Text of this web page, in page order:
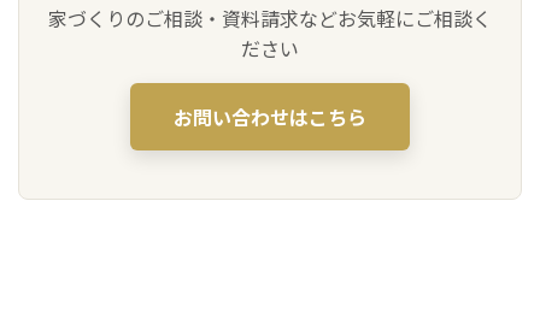
家づくりのご相談・資料請求などお気軽にご相談く
ださい
お問い合わせはこちら